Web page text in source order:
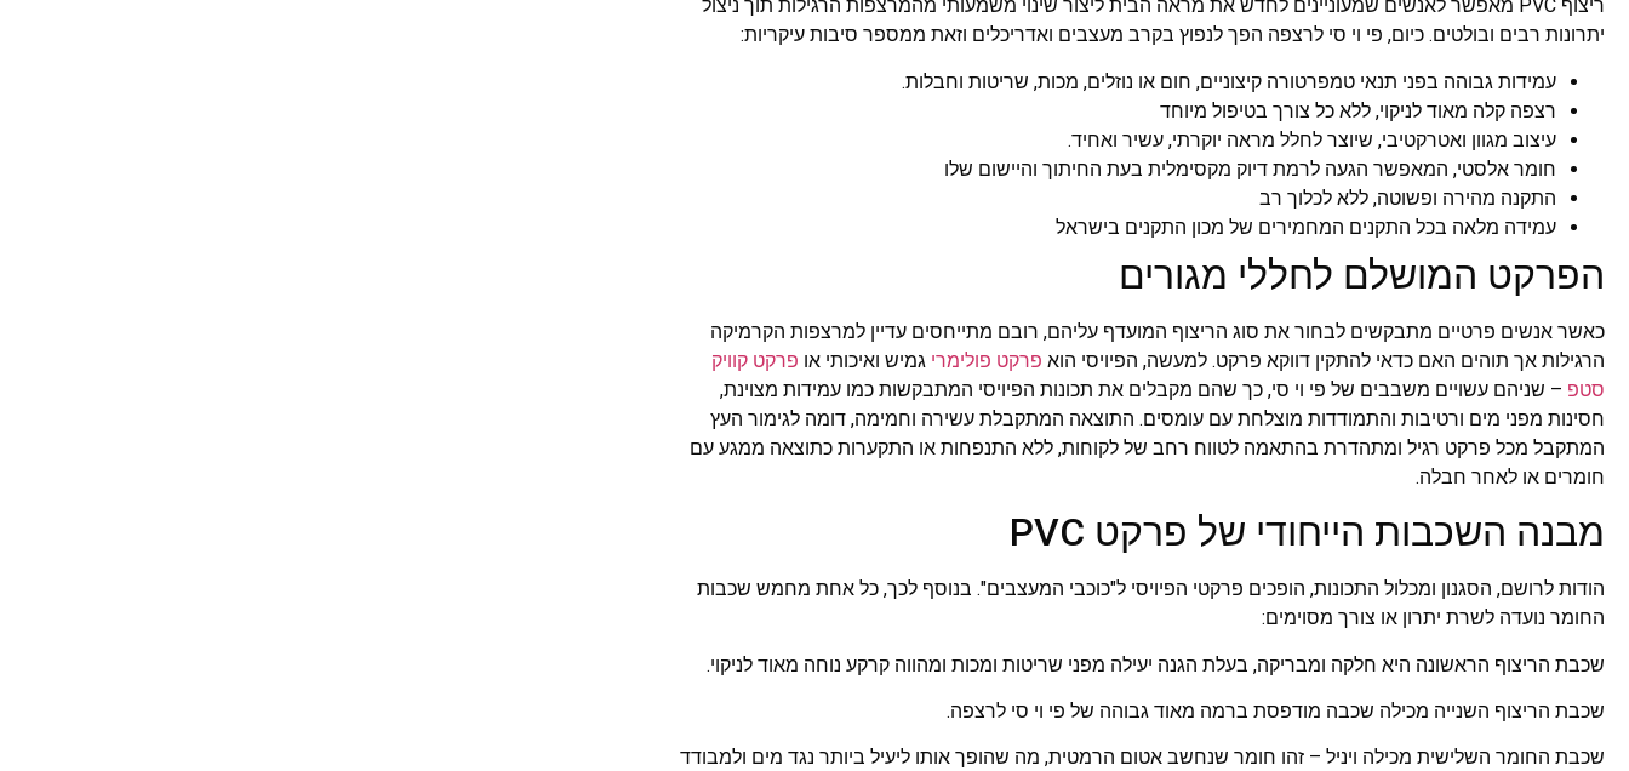
ריצוף PVC מאפשר לאנשים שמעוניינים לחדש את מראה הבית ליצור שינוי משמעותי מהמרצפות הרגילות תוך ניצול
יתרונות רבים ובולטים. כיום, פי וי סי לרצפה הפך לנפוץ בקרב מעצבים ואדריכלים וזאת ממספר סיבות עיקריות:
עמידות גבוהה בפני תנאי טמפרטורה קיצוניים, חום או נוזלים, מכות, שריטות וחבלות.
רצפה קלה מאוד לניקוי, ללא כל צורך בטיפול מיוחד
עיצוב מגוון ואטרקטיבי, שיוצר לחלל מראה יוקרתי, עשיר ואחיד.
חומר אלסטי, המאפשר הגעה לרמת דיוק מקסימלית בעת החיתוך והיישום שלו
התקנה מהירה ופשוטה, ללא לכלוך רב
עמידה מלאה בכל התקנים המחמירים של מכון התקנים בישראל
הפרקט המושלם לחללי מגורים
כאשר אנשים פרטיים מתבקשים לבחור את סוג הריצוף המועדף עליהם, רובם מתייחסים עדיין למרצפות הקרמיקה
הרגילות אך תוהים האם כדאי להתקין דווקא פרקט. למעשה, הפיויסי הוא פרקט פולימרי גמיש ואיכותי או פרקט קוויק
סטפ – שניהם עשויים משבבים של פי וי סי, כך שהם מקבלים את תכונות הפיויסי המתבקשות כמו עמידות מצוינת,
חסינות מפני מים ורטיבות והתמודדות מוצלחת עם עומסים. התוצאה המתקבלת עשירה וחמימה, דומה לגימור העץ
המתקבל מכל פרקט רגיל ומתהדרת בהתאמה לטווח רחב של לקוחות, ללא התנפחות או התקערות כתוצאה ממגע עם
חומרים או לאחר חבלה.
מבנה השכבות הייחודי של פרקט PVC
הודות לרושם, הסגנון ומכלול התכונות, הופכים פרקטי הפיויסי ל"כוכבי המעצבים". בנוסף לכך, כל אחת מחמש שכבות
החומר נועדה לשרת יתרון או צורך מסוימים:
שכבת הריצוף הראשונה היא חלקה ומבריקה, בעלת הגנה יעילה מפני שריטות ומכות ומהווה קרקע נוחה מאוד לניקוי.
שכבת הריצוף השנייה מכילה שכבה מודפסת ברמה מאוד גבוהה של פי וי סי לרצפה.
שכבת החומר השלישית מכילה ויניל – זהו חומר שנחשב אטום הרמטית, מה שהופך אותו ליעיל ביותר נגד מים ולמבודד